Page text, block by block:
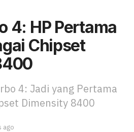
4: HP Pertama
Chipset
4: Jadi yang Pertama
Dimensity 8400
ago